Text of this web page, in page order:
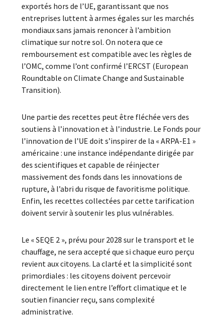
exportés hors de l’UE, garantissant que nos
entreprises luttent à armes égales sur les marchés
mondiaux sans jamais renoncer à l’ambition
climatique sur notre sol. On notera que ce
remboursement est compatible avec les règles de
l’OMC, comme l’ont confirmé l’ERCST (European
Roundtable on Climate Change and Sustainable
Transition).
Une partie des recettes peut être fléchée vers des
soutiens à l’innovation et à l’industrie. Le Fonds pour
l’innovation de l’UE doit s’inspirer de la « ARPA-E1 »
américaine : une instance indépendante dirigée par
des scientifiques et capable de réinjecter
massivement des fonds dans les innovations de
rupture, à l’abri du risque de favoritisme politique.
Enfin, les recettes collectées par cette tarification
doivent servir à soutenir les plus vulnérables.
Le « SEQE 2 », prévu pour 2028 sur le transport et le
chauffage, ne sera accepté que si chaque euro perçu
revient aux citoyens. La clarté et la simplicité sont
primordiales : les citoyens doivent percevoir
directement le lien entre l’effort climatique et le
soutien financier reçu, sans complexité
administrative.